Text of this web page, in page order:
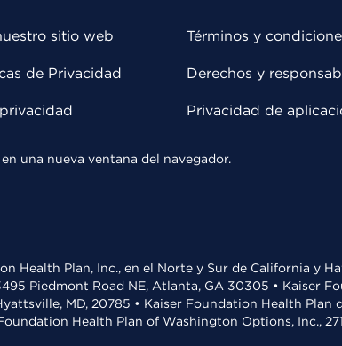
sitio web
de Privacidad
Términos y
Derechos y
Privacidad de
una nueva ventana del navegador.
Health Plan, Inc., en el Norte y Sur de California y
Piedmont Road NE, Atlanta, GA 30305 • Kaiser
MD, 20785 • Kaiser Foundation Health
Health Plan of Washington Options, Inc.,